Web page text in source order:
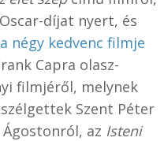
díjat nyert, és
négy kedvenc filmje
Capra olasz-
filmjéről, melynek
Szent Péter
az Isteni